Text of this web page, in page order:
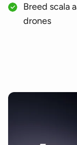
Breed scala
drones